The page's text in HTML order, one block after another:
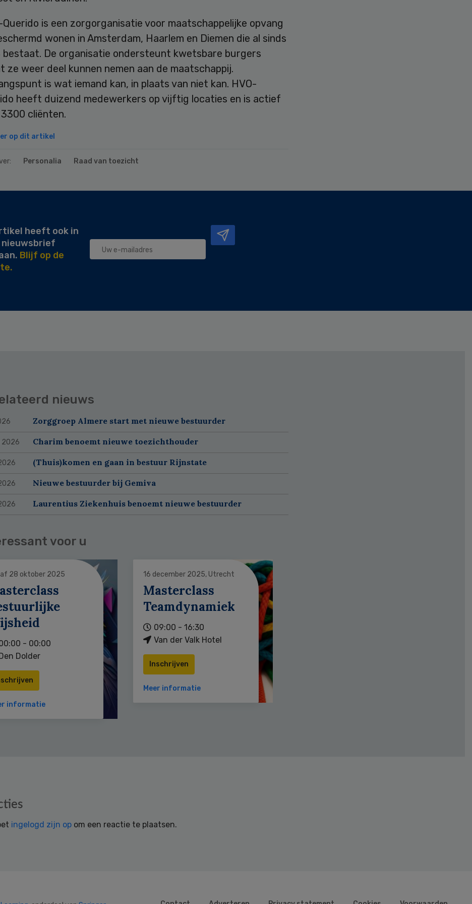
Querido is een zorgorganisatie voor maatschappelijke opvang
wonen in Amsterdam, Haarlem en Diemen die al sinds
bestaat. De organisatie ondersteunt kwetsbare burgers
ze weer deel kunnen nemen aan de maatschappij.
is wat iemand kan, in plaats van niet kan. HVO-
heeft duizend medewerkers op vijftig locaties en is actief
cliënten.
op dit artikel
Personalia Raad van toezicht
heeft ook in
nieuwsbrief
Blijf op de
nieuws
Zorggroep Almere start met nieuwe bestuurder
2026 Charim benoemt nieuwe toezichthouder
(Thuis)komen en gaan in bestuur Rijnstate
Nieuwe bestuurder bij Gemiva
Laurentius Ziekenhuis benoemt nieuwe bestuurder
voor u
28 oktober 2025
- 00:00
Dolder
informatie
16 december 2025, Utrecht
Masterclass
Teamdynamiek
09:00 - 16:30
Van der Valk Hotel
Inschrijven
Meer informatie
ingelogd zijn op om een reactie te plaatsen.